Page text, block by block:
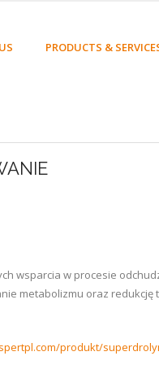
PRODUCTS &
wsparcia w procesie
metabolizmu oraz
produkt/